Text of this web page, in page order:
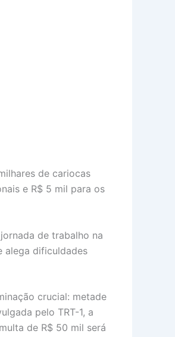
de cariocas
e R$ 5 mil para os
de trabalho na
alega dificuldades
crucial: metade
pelo TRT-1, a
de R$ 50 mil será